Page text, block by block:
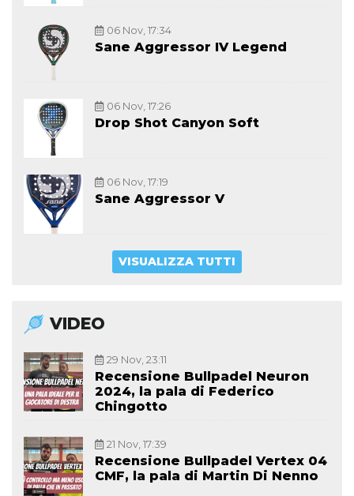
06 Nov, 17:34
Sane Aggressor IV Legend
06 Nov, 17:26
Drop Shot Canyon Soft
06 Nov, 17:19
Sane Aggressor V
VISUALIZZA TUTTI
VIDEO
29 Nov, 23:11
Recensione Bullpadel Neuron
2024, la pala di Federico
Chingotto
21 Nov, 17:39
Recensione Bullpadel Vertex 04
CMF, la pala di Martin Di Nenno